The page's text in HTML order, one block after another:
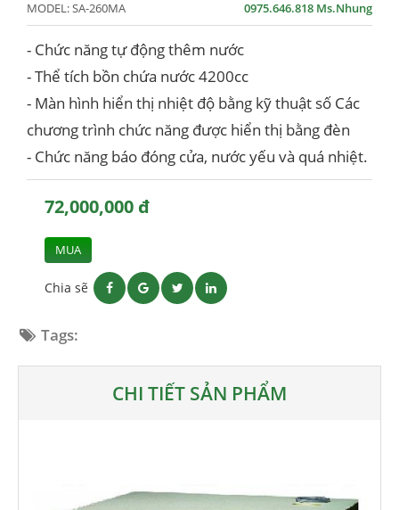
MODEL:SA-260MA 0975.646.818 Ms.Nhung
- Chức năng tự động thêm nước
- Thể tích bồn chứa nước 4200cc
- Màn hình hiển thị nhiệt độ bằng kỹ thuật số Các
chương trình chức năng được hiển thị bằng đèn
- Chức năng báo đóng cửa, nước yếu và quá nhiệt.
72,000,000 đ
MUA
Chia sẽ
Tags:
CHI TIẾT SẢN PHẨM